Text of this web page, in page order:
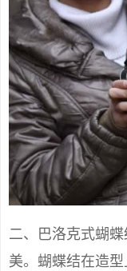
二、巴洛克式蝴
美。蝴蝶结在造